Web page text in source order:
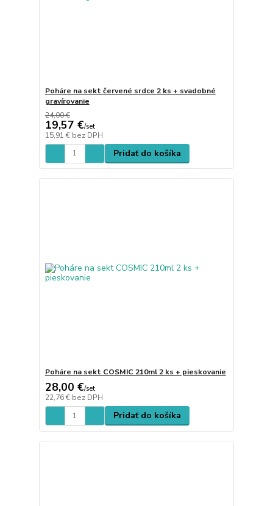
Poháre na sekt červené srdce 2 ks + svadobné
gravírovanie
24,00 €
19,57 €/set
15,91 € bez DPH
Pridať do košíka
Poháre na sekt COSMIC 210ml 2 ks + pieskovanie
28,00 €/set
22,76 € bez DPH
Pridať do košíka